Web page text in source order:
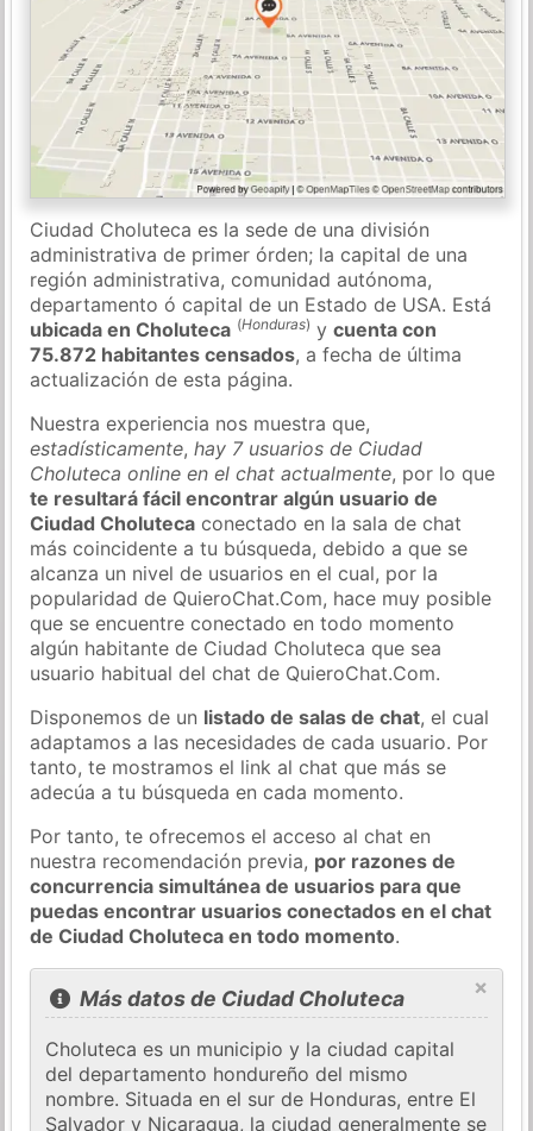
Ciudad Choluteca es la sede de una división
administrativa de primer órden; la capital de una
región administrativa, comunidad autónoma,
departamento ó capital de un Estado de USA. Está
ubicada en Choluteca (Honduras) ycuenta con
75.872 habitantes censados, a fecha de última
actualización de esta página.
Nuestra experiencia nos muestra que,
estadísticamente,hay 7 usuarios de Ciudad
Choluteca online en el chat actualmente, por lo que
te resultará fácil encontrar algún usuario de
Ciudad Choluteca conectado en la sala de chat
más coincidente a tu búsqueda, debido a que se
alcanza un nivel de usuarios en el cual, por la
popularidad de QuieroChat.Com, hace muy posible
que se encuentre conectado en todo momento
algún habitante de Ciudad Choluteca que sea
usuario habitual del chat de QuieroChat.Com.
Disponemos de un listado de salas de chat, el cual
adaptamos a las necesidades de cada usuario. Por
tanto, te mostramos el link al chat que más se
adecúa a tu búsqueda en cada momento.
Por tanto, te ofrecemos el acceso al chat en
nuestra recomendación previa, por razones de
concurrencia simultánea de usuarios para que
puedas encontrar usuarios conectados en el chat
de Ciudad Choluteca en todo momento.
×
Más datos de Ciudad Choluteca
Choluteca es un municipio y la ciudad capital
del departamento hondureño del mismo
nombre. Situada en el sur de Honduras, entre El
Salvador y Nicaragua, la ciudad generalmente se